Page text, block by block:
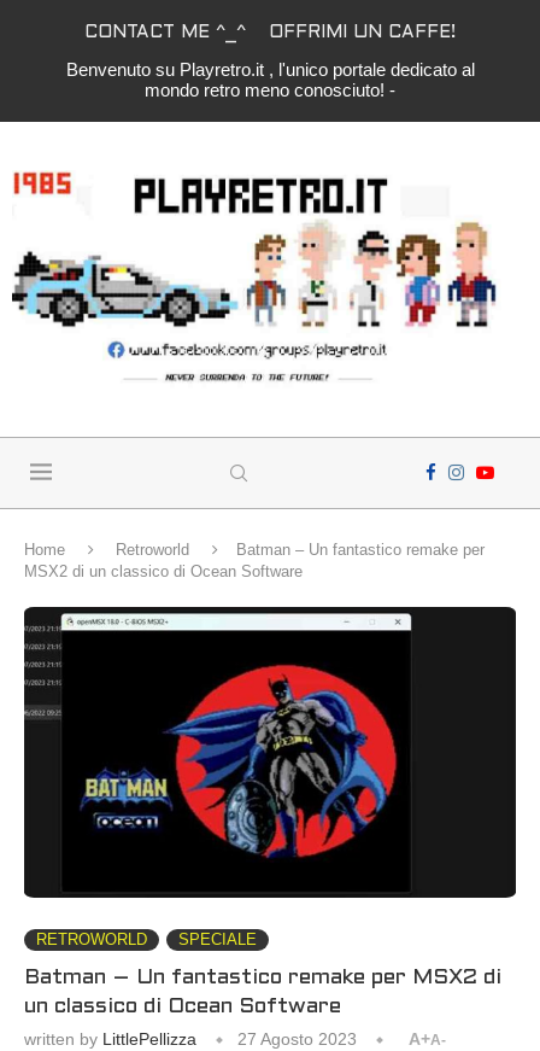
CONTACT ME ^_^ OFFRIMI UN CAFFE!
Benvenuto su Playretro.it , l'unico portale dedicato al
mondo retro meno conosciuto! -
Home Retroworld
Batman – Un fantastico remake per
MSX2 di un classico di Ocean Software
RETROWORLD SPECIALE
Batman – Un fantastico remake per MSX2 di
un classico di Ocean Software
written by LittlePellizza 27 Agosto 2023 A+A-